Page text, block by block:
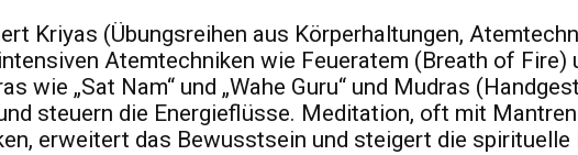
Kriyas (Übungsreihen aus Körperhaltungen,
Atemtechniken wie Feueratem (Breath of Fire)
wie „Sat Nam“ und „Wahe Guru“ und Mudras
steuern die Energieflüsse. Meditation, oft mit
erweitert das Bewusstsein und steigert die spirituelle